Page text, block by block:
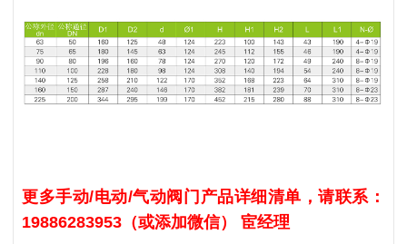
更多手动/电动/气动阀门产品详细清单，请联系：
19886283953（或添加微信） 宦经理